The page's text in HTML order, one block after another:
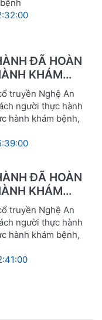
ĐÃ HOÀN
KHÁM
truyền Nghệ An
người thực hành
hành khám bệnh,
ĐÃ HOÀN
KHÁM
truyền Nghệ An
người thực hành
hành khám bệnh,